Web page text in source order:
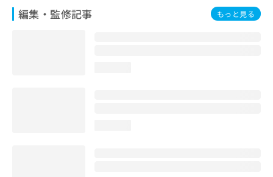
編集・監修記事 もっと見る